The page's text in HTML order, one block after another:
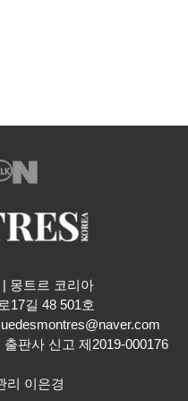
몽트르 코리아
17길 48 501호
판사 신고 제2019-000176
리 이은경